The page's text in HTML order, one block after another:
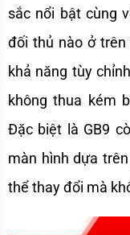
sắc nổi bật cùng
đối thủ nào ở
khả năng tùy
không thua kém
Đặc biệt là GB9
màn hình dựa
thể thay đổi mà